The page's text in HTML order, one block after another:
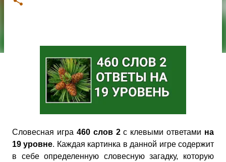
Словесная игра 460 слов 2с клевыми ответами на
19 уровне. Каждая картинка в данной игре содержит
в себе определенную словесную загадку, которую